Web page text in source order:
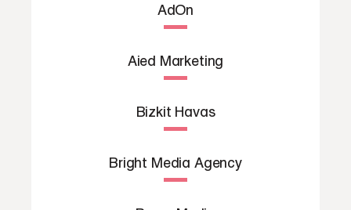
AdOn
Aied Marketing
Bizkit Havas
Bright Media Agency